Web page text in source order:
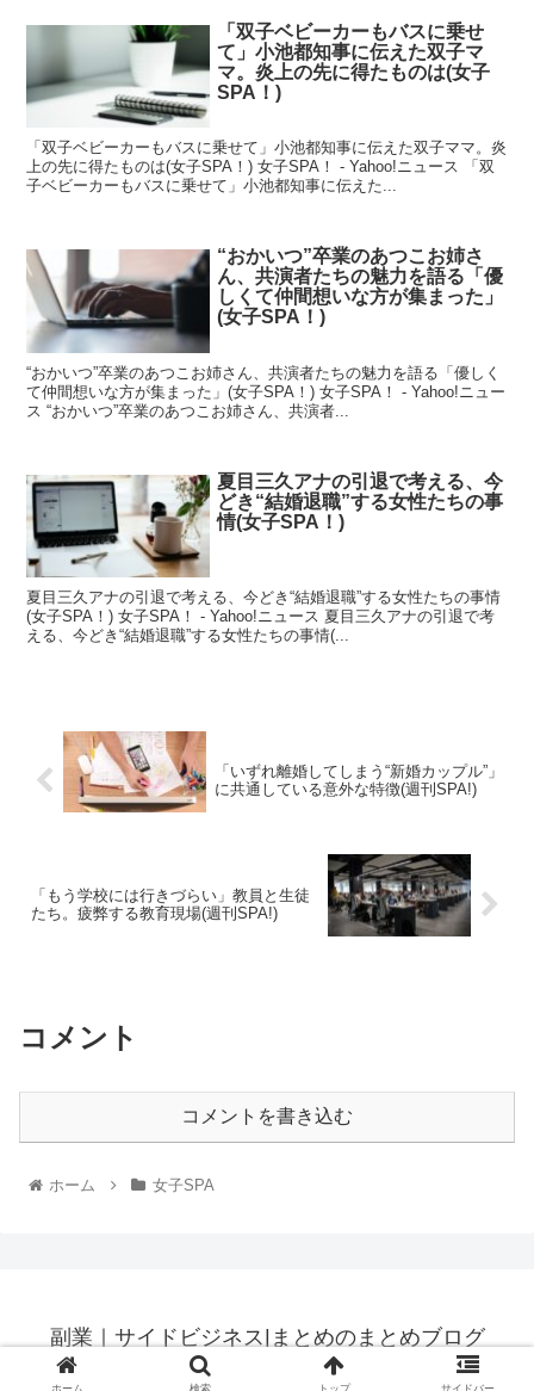
「双子ベビーカーもバスに乗せ
て」小池都知事に伝えた双子マ
マ。炎上の先に得たものは(女子
SPA！)
「双子ベビーカーもバスに乗せて」小池都知事に伝えた双子ママ。炎
上の先に得たものは(女子SPA！) 女子SPA！ - Yahoo!ニュース 「双
子ベビーカーもバスに乗せて」小池都知事に伝えた...
“おかいつ”卒業のあつこお姉さ
ん、共演者たちの魅力を語る「優
しくて仲間想いな方が集まった」
(女子SPA！)
“おかいつ”卒業のあつこお姉さん、共演者たちの魅力を語る「優しく
て仲間想いな方が集まった」(女子SPA！) 女子SPA！ - Yahoo!ニュー
ス “おかいつ”卒業のあつこお姉さん、共演者...
夏目三久アナの引退で考える、今
どき“結婚退職”する女性たちの事
情(女子SPA！)
夏目三久アナの引退で考える、今どき“結婚退職”する女性たちの事情
(女子SPA！) 女子SPA！ - Yahoo!ニュース 夏目三久アナの引退で考
える、今どき“結婚退職”する女性たちの事情(...
「いずれ離婚してしまう“新婚カップル”」
に共通している意外な特徴(週刊SPA!)
「もう学校には行きづらい」教員と生徒
たち。疲弊する教育現場(週刊SPA!)
コメント
コメントを書き込む
ホーム 女子SPA
副業｜サイドビジネス|まとめのまとめブログ
© 2020 副業｜サイドビジネス|まとめのまとめブログ.
ホーム 検索 トップ サイドバー